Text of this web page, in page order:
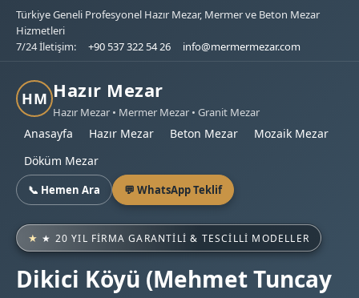
Türkiye Geneli Profesyonel Hazır Mezar, Mermer ve Beton Mezar
Hizmetleri
7/24 İletişim:
+90 537 322 54 26 info@mermermezar.com
HM Hazır Mezar
Hazır Mezar • Mermer Mezar • Granit Mezar
Anasayfa Hazır Mezar Beton Mezar
Mozaik Mezar
Döküm Mezar
📞 Hemen Ara 💬 WhatsApp Teklif
★ 20 YIL FIRMA GARANTILI & TESCILLI MODELLER
Dikici Köyü (Mehmet Tuncay